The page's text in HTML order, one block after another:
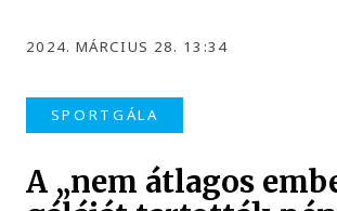
2024. MÁRCIUS 28. 13:34
SPORTGÁLA
A „nem átlagos